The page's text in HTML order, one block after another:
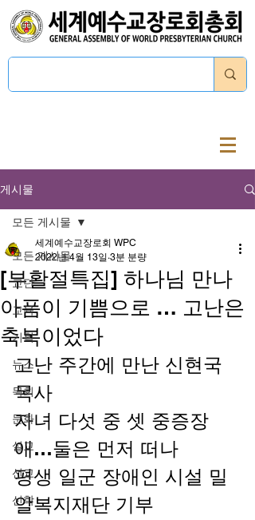
게시물
모든 게시물
교단
교육
기획
뉴스
목회
문화
설교
선교
신학
모든 게시물
[부활절특집] 하나님 만나
아픔이 기쁨으로 … 고난은
축복이었다
세계예수교장로회 WPC
2022년 4월 13일 3분 분량
고난 주간에 만난 신현국
목사
자녀 다섯 중 셋 중증장
애…둘은 먼저 떠나
평생 일군 장애인 시설 밀
알복지재단 기부